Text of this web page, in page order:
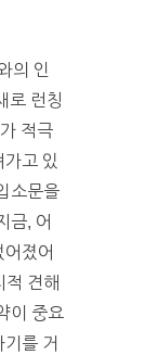
의 인
로 런칭
적극
고 있
소문을
금, 어
졌어
적 견해
이 중요
를 거